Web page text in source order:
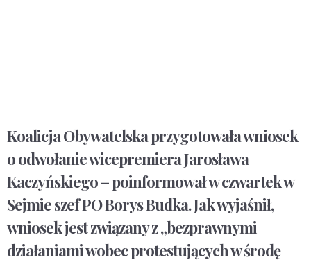
Koalicja Obywatelska przygotowała wniosek
o odwołanie wicepremiera Jarosława
Kaczyńskiego – poinformował w czwartek w
Sejmie szef PO Borys Budka. Jak wyjaśnił,
wniosek jest związany z „bezprawnymi
działaniami wobec protestujących w środę